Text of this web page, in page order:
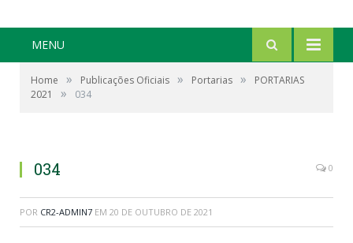
MENU
Home » Publicações Oficiais » Portarias »
PORTARIAS
2021
» 034
034 0
POR CR2-ADMIN7 EM 20 DE OUTUBRO DE 2021